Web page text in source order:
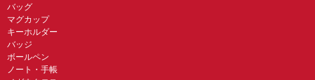
バッグ
マグカップ
キーホルダー
バッジ
ボールペン
ノート・手帳